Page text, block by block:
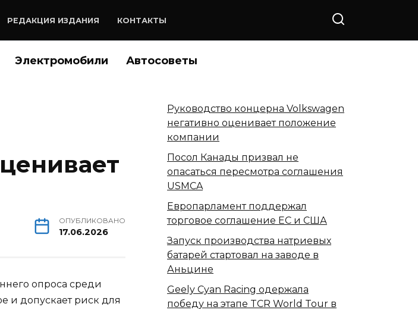
РЕДАКЦИЯ ИЗДАНИЯ КОНТАКТЫ
Электромобили Автосоветы
ОПУБЛИКОВАНО
17.06.2026
опроса среди
и допускает риск для
Руководство концерна Volkswagen
негативно оценивает положение
компании
Посол Канады призвал не
опасаться пересмотра соглашения
USMCA
Европарламент поддержал
торговое соглашение ЕС и США
Запуск производства натриевых
батарей стартовал на заводе в
Аньцине
Geely Cyan Racing одержала
победу на этапе TCR World Tour в